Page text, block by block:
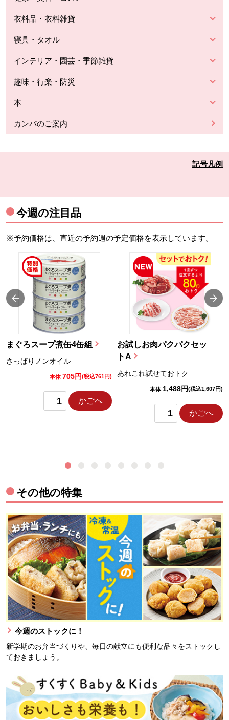
衣料品・衣料雑貨
寝具・タオル
インテリア・園芸・季節雑貨
趣味・行楽・防災
本
カンパのご案内
記号凡例
今週の注目品
※予約価格は、直近の予約週の予定価格を表示しています。
まぐろスープ煮缶4缶組
さっぱりノンオイル
本体 705円(税込761円)
かごへ
お試しお肉パクパクセッ
トA
あれこれ試せておトク
本体 1,488円(税込1,607円)
かごへ
その他の特集
今週のストックに！
新学期のお弁当づくりや、毎日の献立にも便利な品々をストックし
ておきましょう。